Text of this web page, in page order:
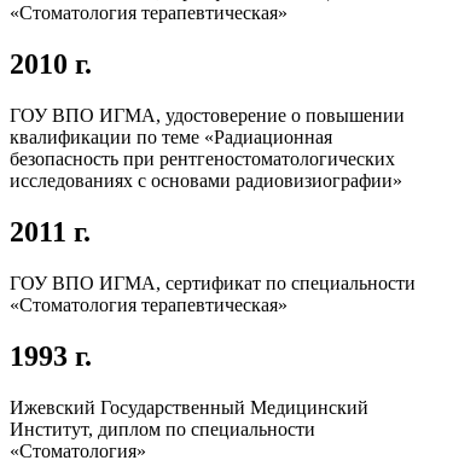
«Стоматология терапевтическая»
2010 г.
ГОУ ВПО ИГМА, удостоверение о повышении
квалификации по теме «Радиационная
безопасность при рентгеностоматологических
исследованиях с основами радиовизиографии»
2011 г.
ГОУ ВПО ИГМА, сертификат по специальности
«Стоматология терапевтическая»
1993 г.
Ижевский Государственный Медицинский
Институт, диплом по специальности
«Стоматология»